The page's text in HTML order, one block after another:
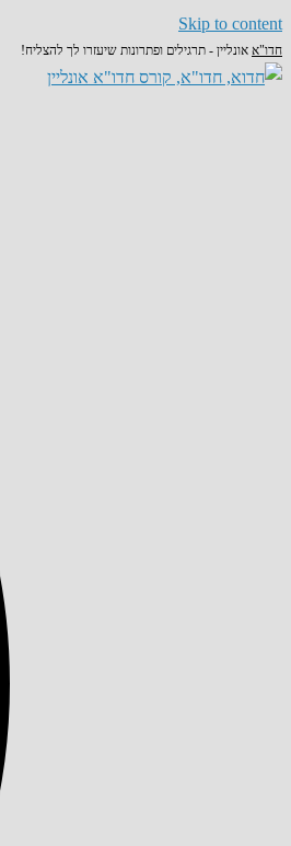
Skip to content
חדו"א אונליין - תרגילים ופתרונות שיעזרו לך להצליח!